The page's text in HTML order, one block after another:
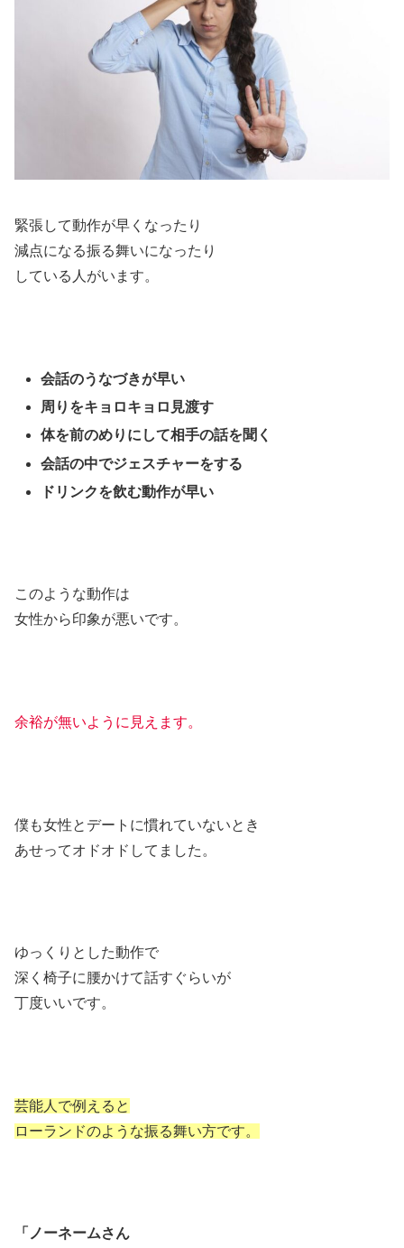
緊張して動作が早くなったり
減点になる振る舞いになったり
している人がいます。
会話のうなづきが早い
周りをキョロキョロ見渡す
体を前のめりにして相手の話を聞く
会話の中でジェスチャーをする
ドリンクを飲む動作が早い
このような動作は
女性から印象が悪いです。
余裕が無いように見えます。
僕も女性とデートに慣れていないとき
あせってオドオドしてました。
ゆっくりとした動作で
深く椅子に腰かけて話すぐらいが
丁度いいです。
芸能人で例えると
ローランドのような振る舞い方です。
「ノーネームさん